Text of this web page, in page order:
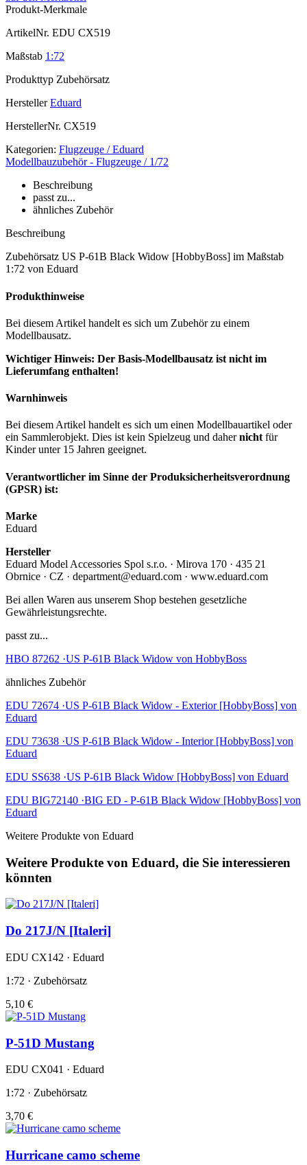
Produkt-Merkmale
ArtikelNr. EDU CX519
Maßstab 1:72
Produkttyp Zubehörsatz
Hersteller Eduard
HerstellerNr. CX519
Kategorien: Flugzeuge / Eduard
Modellbauzubehör - Flugzeuge / 1/72
Beschreibung
passt zu...
ähnliches Zubehör
Beschreibung
Zubehörsatz US P-61B Black Widow [HobbyBoss] im Maßstab
1:72 von Eduard
Produkthinweise
Bei diesem Artikel handelt es sich um Zubehör zu einem
Modellbausatz.
Wichtiger Hinweis: Der Basis-Modellbausatz ist nicht im
Lieferumfang enthalten!
Warnhinweis
Bei diesem Artikel handelt es sich um einen Modellbauartikel oder
ein Sammlerobjekt. Dies ist kein Spielzeug und dahernicht für
Kinder unter 15 Jahren geeignet.
Verantwortlicher im Sinne der Produksicherheitsverordnung
(GPSR) ist:
Marke
Eduard
Hersteller
Eduard Model Accessories Spol s.r.o. · Mirova 170 · 435 21
Obrnice · CZ · department@eduard.com · www.eduard.com
Bei allen Waren aus unserem Shop bestehen gesetzliche
Gewährleistungsrechte.
passt zu...
HBO 87262 ·US P-61B Black Widow von HobbyBoss
ähnliches Zubehör
EDU 72674 ·US P-61B Black Widow - Exterior [HobbyBoss] von
Eduard
EDU 73638 ·US P-61B Black Widow - Interior [HobbyBoss] von
Eduard
EDU SS638 ·US P-61B Black Widow [HobbyBoss] von Eduard
EDU BIG72140 ·BIG ED - P-61B Black Widow [HobbyBoss] von
Eduard
Weitere Produkte von Eduard
Weitere Produkte von Eduard, die Sie interessieren
könnten
Do 217J/N [Italeri]
EDU CX142 · Eduard
1:72 · Zubehörsatz
5,10 €
P-51D Mustang
EDU CX041 · Eduard
1:72 · Zubehörsatz
3,70 €
Hurricane camo scheme